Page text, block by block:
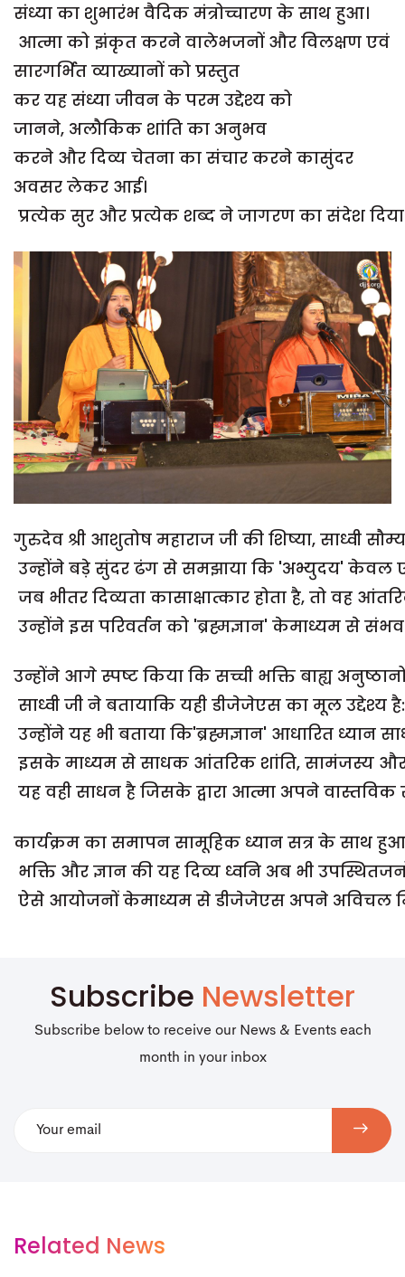
संध्या का शुभारंभ वैदिक मंत्रोच्चारण के साथ हुआ।
आत्मा को झंकृत करने वालेभजनों और विलक्षण एवं
सारगर्भित व्याख्यानों को प्रस्तुत
कर यह संध्या जीवन के परम उद्देश्य को
जानने, अलौकिक शांति का अनुभव
करने और दिव्य चेतना का संचार करने कासुंदर
अवसर लेकर आई।
प्रत्येक सुर और प्रत्येक शब्द ने जागरण का संदेश
गुरुदेव श्री आशुतोष महाराज जी की शिष्या, साध्वी
उन्होंने बड़े सुंदर ढंग से समझाया कि 'अभ्युदय' केवल
जब भीतर दिव्यता कासाक्षात्कार होता है, तो
उन्होंने इस परिवर्तन को 'ब्रह्मज्ञान' केमाध्यम से
उन्होंने आगे स्पष्ट किया कि सच्ची भक्ति बाह्य
साध्वी जी ने बतायाकि यही डीजेजेएस का मूल उद्देश्य
उन्होंने यह भी बताया कि'ब्रह्मज्ञान' आधारित
इसके माध्यम से साधक आंतरिक शांति, सामंजस्य
यह वही साधन है जिसके द्वारा आत्मा अपने वास्तविक
कार्यक्रम का समापन सामूहिक ध्यान सत्र के साथ
भक्ति और ज्ञान की यह दिव्य ध्वनि अब भी
ऐसे आयोजनों केमाध्यम से डीजेजेएस अपने अविचल
Subscribe Newsletter
Subscribe below to receive our News & Events each
month in your inbox
Related News